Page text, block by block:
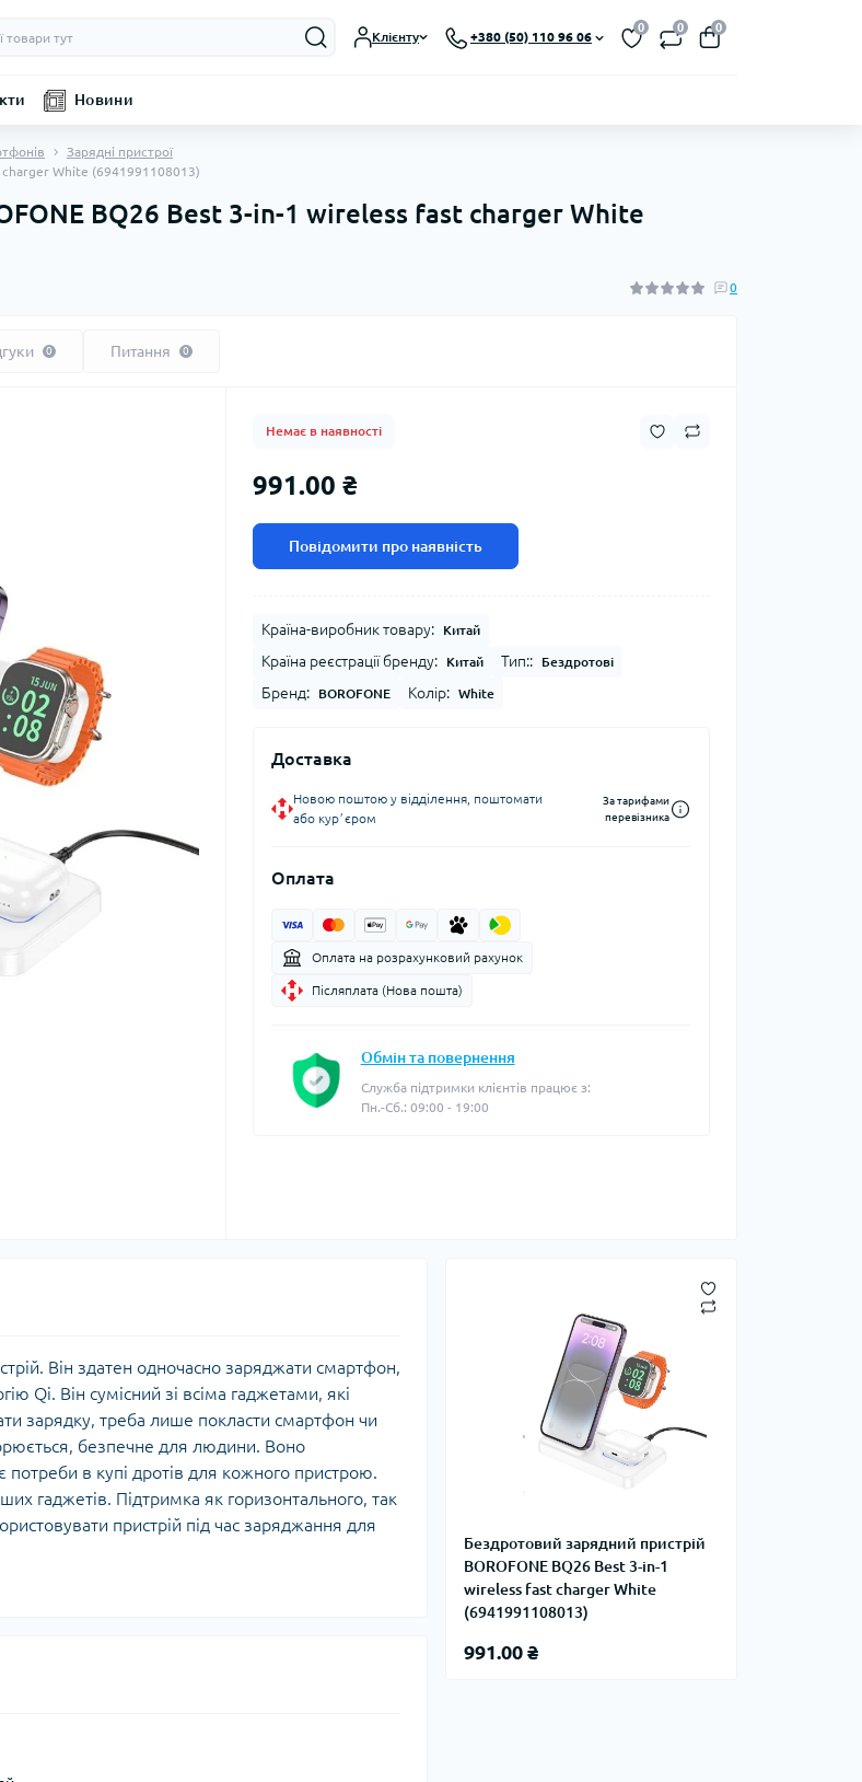
Клієнту +380 (50) 110 96 06
0 0 0
Новини
Зарядні пристрої
charger White (6941991108013)
BQ26 Best 3-in-1 wireless fast charger White
0
0 Питання 0
Немає в наявності
991.00 ₴
Повідомити про наявність
Країна-виробник товару: Китай
Країна реєстрації бренду: Китай Тип:: Бездротові
Бренд: BOROFONE Колір: White
Доставка
Новою поштою у відділення, поштомати
або курʼєром
За тарифами
перевізника
Оплата
Оплата на розрахунковий рахунок
Післяплата (Нова пошта)
Обмін та повернення
Служба підтримки клієнтів працює з:
Пн.-Сб.: 09:00 - 19:00
Бездротовий зарядний пристрій
BOROFONE BQ26 Best 3-in-1
wireless fast charger White
(6941991108013)
991.00 ₴
Він здатен одночасно заряджати смартфон,
Qi. Він сумісний зі всіма гаджетами, які
зарядку, треба лише покласти смартфон чи
безпечне для людини. Воно
в купі дротів для кожного пристрою.
гаджетів. Підтримка як горизонтального, так
пристрій під час заряджання для